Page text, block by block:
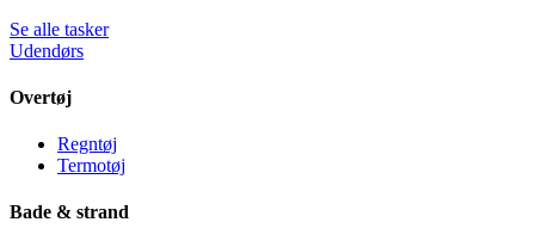
Se alle tasker
Udendørs
Overtøj
Regntøj
Termotøj
Bade & strand